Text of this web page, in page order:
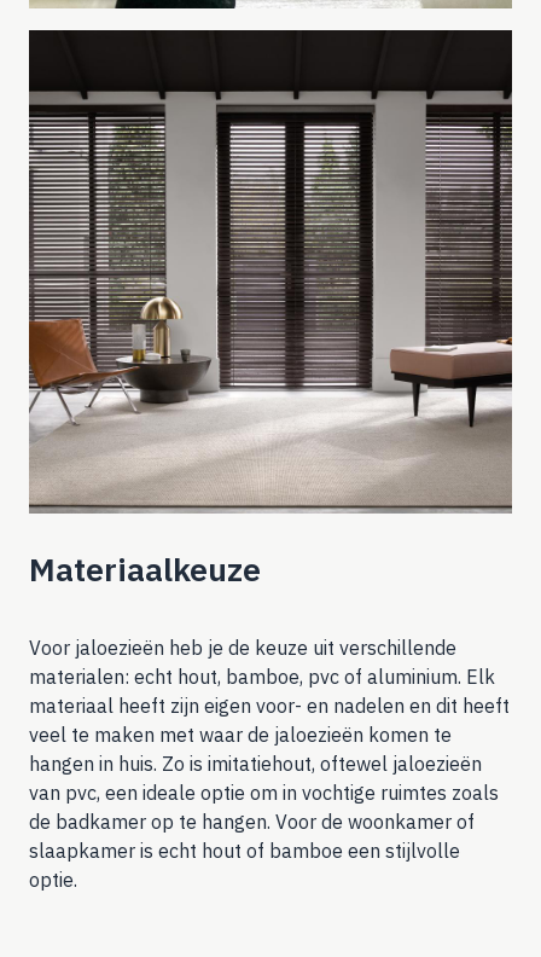
Materiaalkeuze
Voor jaloezieën heb je de keuze uit verschillende
materialen: echt hout, bamboe, pvc of aluminium. Elk
materiaal heeft zijn eigen voor- en nadelen en dit heeft
veel te maken met waar de jaloezieën komen te
hangen in huis. Zo is imitatiehout, oftewel jaloezieën
van pvc, een ideale optie om in vochtige ruimtes zoals
de badkamer op te hangen. Voor de woonkamer of
slaapkamer is echt hout of bamboe een stijlvolle
optie.